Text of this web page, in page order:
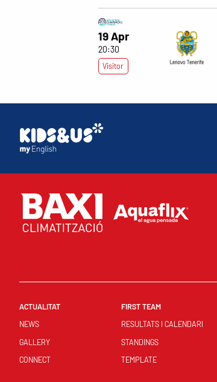
19 Apr
20:30
Visitor
ACTUALITAT
NEWS
GALLERY
CONNECT
FIRST TEAM
RESULTATS I CALENDARI
STANDINGS
TEMPLATE